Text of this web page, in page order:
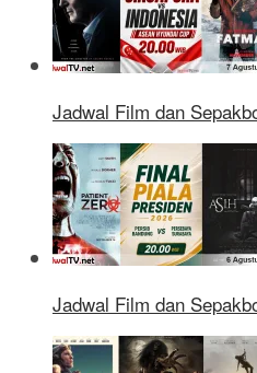
Jadwal Film dan
Jadwal Film dan